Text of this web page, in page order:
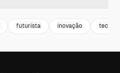
futurista inovação